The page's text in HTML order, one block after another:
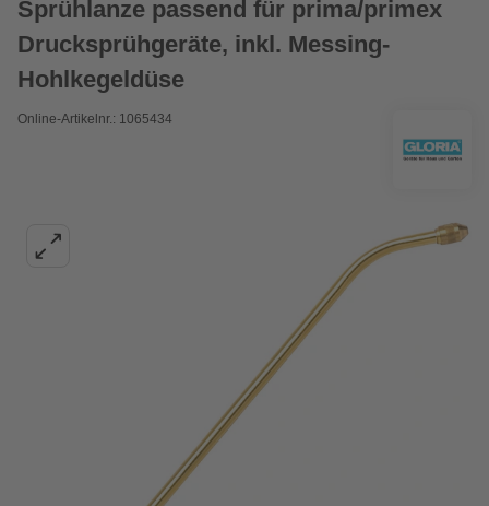
Sprühlanze passend für prima/primex
Drucksprühgeräte, inkl. Messing-
Hohlkegeldüse
Online-Artikelnr.: 1065434